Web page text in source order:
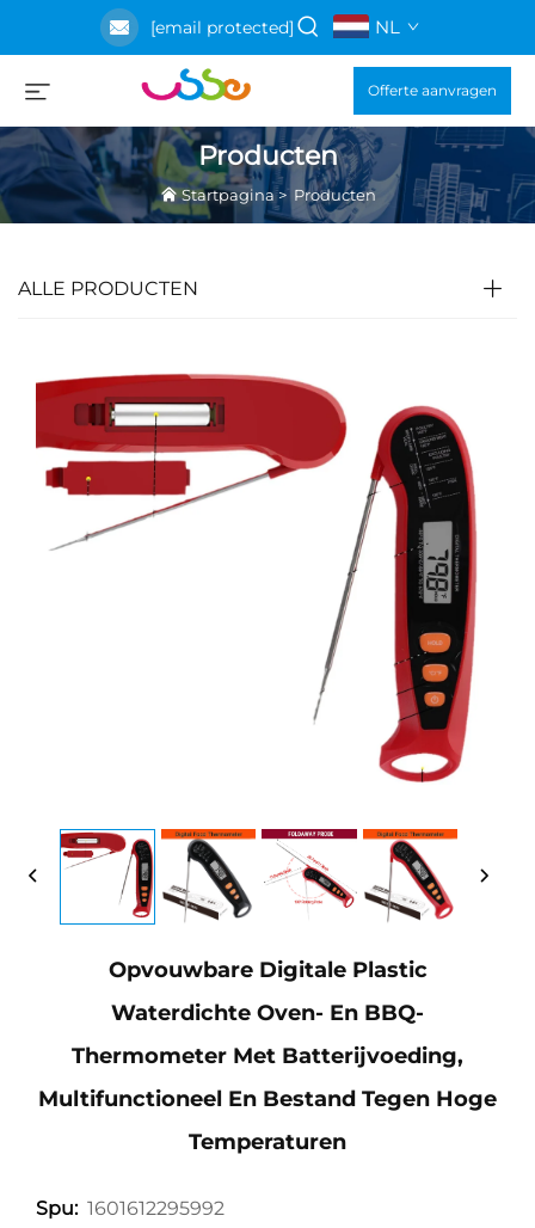
[email protected] NL
Offerte aanvragen
Producten
Startpagina> Producten
ALLE PRODUCTEN
Opvouwbare Digitale Plastic
Waterdichte Oven- En BBQ-
Thermometer Met Batterijvoeding,
Multifunctioneel En Bestand Tegen Hoge
Temperaturen
Spu: 1601612295992